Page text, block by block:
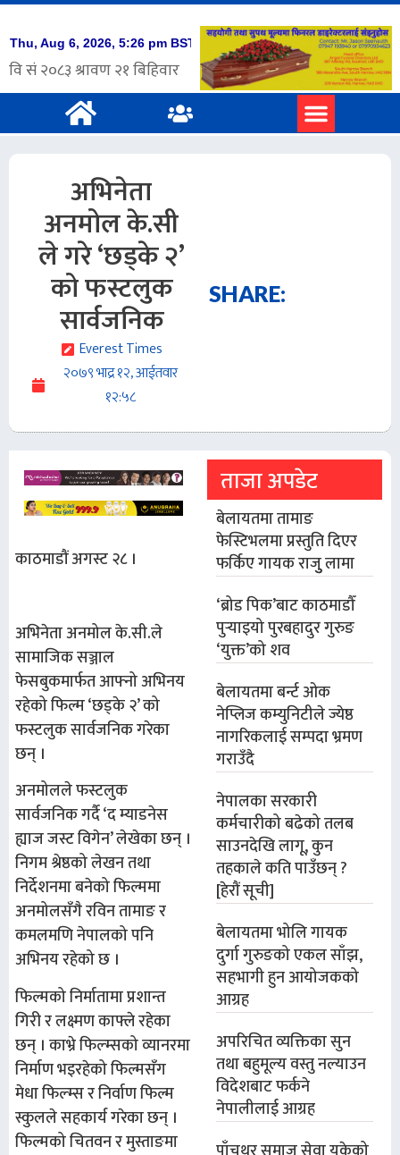
अभिनेता
अनमोल के.सी
ले गरे ‘छड्के २’
को फस्टलुक
सार्वजनिक
Everest Times
२०७९ भाद्र १२, आईतवार
१२:५८
SHARE:
काठमाडौं अगस्ट २८ ।
अभिनेता अनमोल के.सी.ले
सामाजिक सञ्जाल
फेसबुकमार्फत आफ्नो अभिनय
रहेको फिल्म ‘छड्के २’ को
फस्टलुक सार्वजनिक गरेका
छन् ।
अनमोलले फस्टलुक
सार्वजनिक गर्दै ‘द म्याडनेस
ह्याज जस्ट विगेन’ लेखेका छन् ।
निगम श्रेष्ठको लेखन तथा
निर्देशनमा बनेको फिल्ममा
अनमोलसँगै रविन तामाङ र
कमलमणि नेपालको पनि
अभिनय रहेको छ ।
फिल्मको निर्मातामा प्रशान्त
गिरी र लक्ष्मण काफ्ले रहेका
छन् । काभ्रे फिल्म्सको व्यानरमा
निर्माण भइरहेको फिल्मसँग
मेधा फिल्म्स र निर्वाण फिल्म
स्कुलले सहकार्य गरेका छन् ।
फिल्मको चितवन र मुस्ताङमा
ताजा अपडेट
बेलायतमा तामाङ
फेस्टिभलमा प्रस्तुति दिएर
फर्किए गायक राजुु लामा
‘ब्रोड पिक’बाट काठमाडौँ
पुर्‍याइयो पुरबहादुर गुरुङ
‘युक्त’को शव
बेलायतमा बर्न्ट ओक
नेप्लिज कम्युनिटीले ज्येष्ठ
नागरिकलाई सम्पदा भ्रमण
गराउँदै
नेपालका सरकारी
कर्मचारीको बढेको तलब
साउनदेखि लागू, कुन
तहकाले कति पाउँछन् ?
[हेरौं सूची]
बेलायतमा भोलि गायक
दुर्गा गुरुङको एकल साँझ,
सहभागी हुन आयोजकको
आग्रह
अपरिचित व्यक्तिका सुन
तथा बहुमूल्य वस्तु नल्याउन
विदेशबाट फर्कने
नेपालीलाई आग्रह